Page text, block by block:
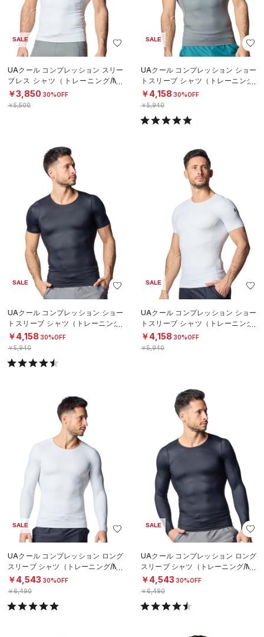
SALE
UAクール コンプレッション スリー
ブレス シャツ（トレーニング/ME
N）
￥3,850 30%OFF
￥5,500
SALE
UAクール コンプレッション ショー
トスリーブ シャツ（トレーニング/
MEN）
￥4,158 30%OFF
￥5,940
SALE
UAクール コンプレッション ショー
トスリーブ シャツ（トレーニング/
MEN）
￥4,158 30%OFF
￥5,940
SALE
UAクール コンプレッション ショー
トスリーブ シャツ（トレーニング/
MEN）
￥4,158 30%OFF
￥5,940
SALE
UAクール コンプレッション ロング
スリーブ シャツ（トレーニング/ME
N）
￥4,543 30%OFF
￥6,490
SALE
UAクール コンプレッション ロング
スリーブ シャツ（トレーニング/ME
N）
￥4,543 30%OFF
￥6,490